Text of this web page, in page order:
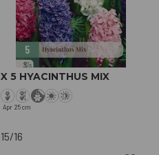
X 5 HYACINTHUS MIX
Apr 25 cm
15/16